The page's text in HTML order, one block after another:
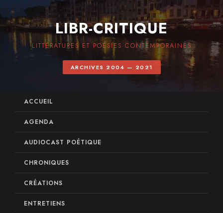
LIBR-CRITIQUE
LITTÉRATURES ET POÉSIES CONTEMPORAINES
ARCHIVES 2004 — 2021
ACCUEIL
AGENDA
AUDIOCAST POÉTIQUE
CHRONIQUES
CRÉATIONS
ENTRETIENS